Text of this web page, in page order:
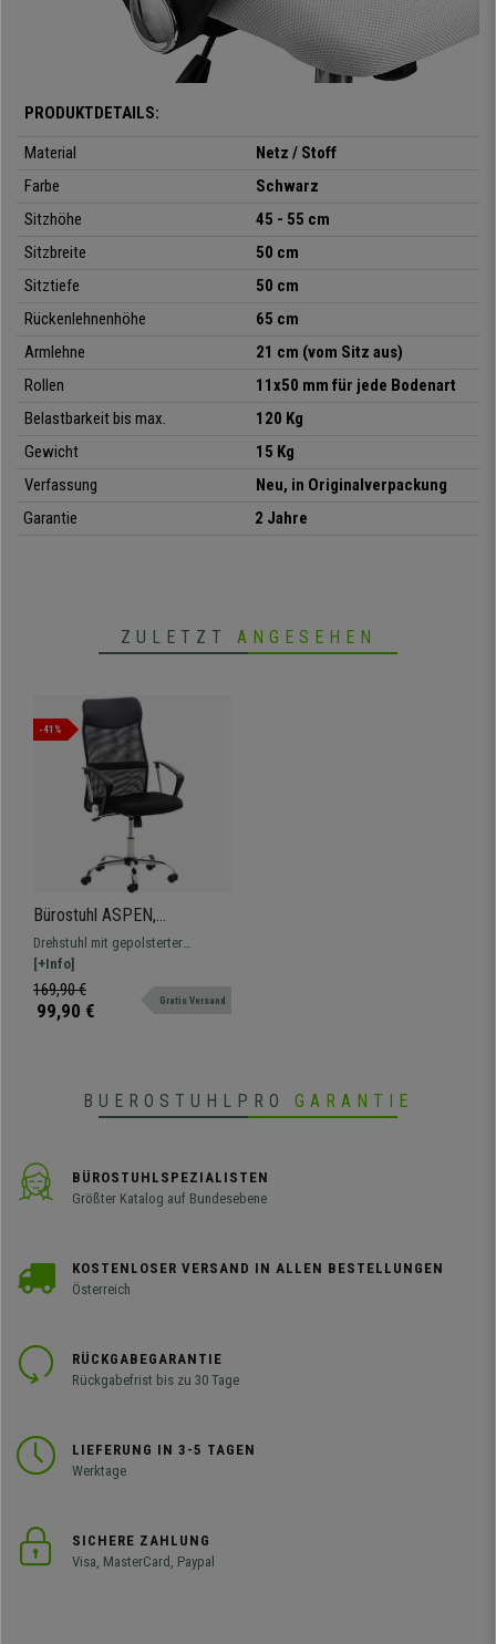
Wir bieten Ihnen hier einen sehr robusten und komfortablen Bürostuhl aus
hochwertigen Materialien.
auf buerostuhlpro zum
Spitzenpreis,mit kostenlosem Versand bis direkt vor Ihre Tür, der
Sitz mit Höhenverstellung Toplift
- Erstklassige Materialien
- Rückenlehne mit atmungsaktivem Netzbezug
Wippmechanismus
Rollen für alle Bodenarten (Parkett, Fliesen usw.)
PRODUKTDETAILS:
Material
Netz / Stoff
Farbe
Schwarz
Sitzhöhe
45 - 55 cm
Sitzbreite
50 cm
Sitztiefe
50 cm
Rückenlehnenhöhe
65 cm
Armlehne
21 cm (vom Sitz aus)
Rollen
11x50 mm für jede Bodenart
Belastbarkeit bis max.
120 Kg
Gewicht
15 Kg
Verfassung
Neu, in Originalverpackung
Garantie
2 Jahre
ZULETZT ANGESEHEN
-41%
Bürostuhl ASPEN,
atmungsaktiver Netzbezug,
dichte Sitzpolsterung, Farbe
Schwarz
Drehstuhl mit gepolsterter
Sitzfläche, atmungsaktivem
Stoffbezug und hoher
Rückenlehne, in verschiedenen
[+Info]
169,90 €
99,90 € Gratis Versand
BUEROSTUHLPRO GARANTIE
BÜROSTUHLSPEZIALISTEN
Größter Katalog auf Bundesebene
KOSTENLOSER VERSAND IN ALLEN BESTELLUNGEN
Österreich
RÜCKGABEGARANTIE
Rückgabefrist bis zu 30 Tage
LIEFERUNG IN 3-5 TAGEN
Werktage
SICHERE ZAHLUNG
Visa, MasterCard, Paypal